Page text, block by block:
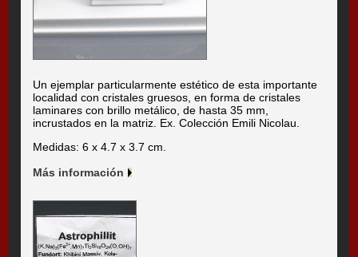
Un ejemplar particularmente estético de esta importante
localidad con cristales gruesos, en forma de cristales
laminares con brillo metálico, de hasta 35 mm,
incrustados en la matriz. Ex. Colección Emili Nicolau.
Medidas: 6 x 4.7 x 3.7 cm.
Más información